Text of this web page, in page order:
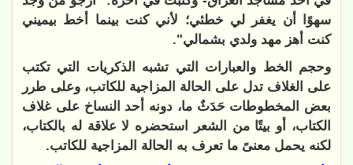
سهوًا أن يغفر لي خطئي؛ لأني كنت بينما أخط بيميني
كنت أهز مهد ولدي بشمالي".
وحجم الخط والعبارات التي تشبه الذكريات التي تكتب
على الغلاف تدل على الحالة المزاجية للكاتب، وعلى طرر
بعض المخطوطات حَدَثٌ ما، دونه أحد النساخ على غلاف
الكتاب، أو بيتًا من الشعر استحضره لا علاقة له بالكتاب،
لكنه يحمل معنىً ما تعرف به الحالة المزاجية للكاتب.